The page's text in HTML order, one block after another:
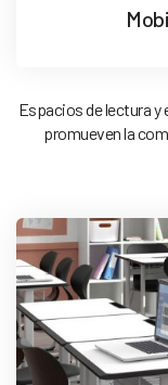
Espacios de lectura y
promueven la